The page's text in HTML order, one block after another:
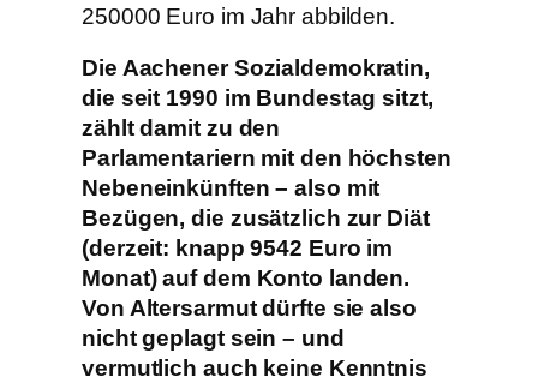
250000 Euro im Jahr abbilden.
Die Aachener Sozialdemokratin,
die seit 1990 im Bundestag sitzt,
zählt damit zu den
Parlamentariern mit den höchsten
Nebeneinkünften – also mit
Bezügen, die zusätzlich zur Diät
(derzeit: knapp 9542 Euro im
Monat) auf dem Konto landen.
Von Altersarmut dürfte sie also
nicht geplagt sein – und
vermutlich auch keine Kenntnis